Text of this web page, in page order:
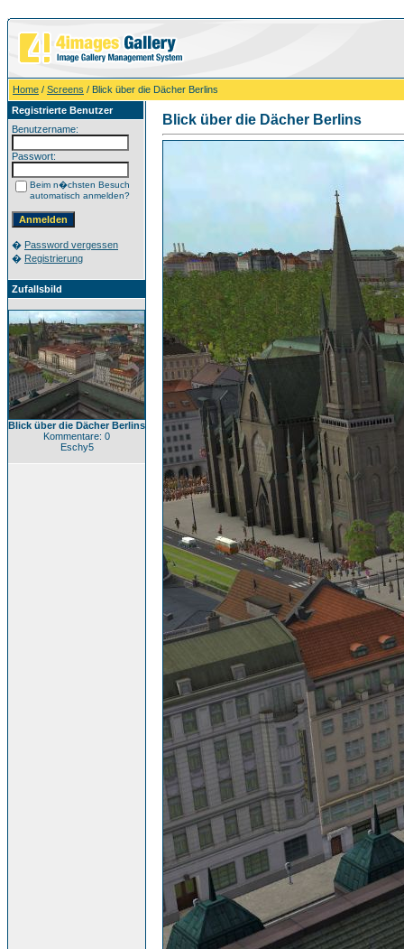
Home / Screens / Blick über die Dächer Berlins
Registrierte Benutzer
Benutzername:
Passwort:
Beim n�chsten Besuch
automatisch anmelden?
� Password vergessen
� Registrierung
Zufallsbild
Blick über die Dächer Berlins
Kommentare: 0
Eschy5
Blick über die Dächer Berlins